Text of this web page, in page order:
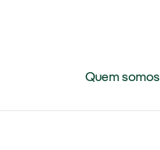
Quem somos